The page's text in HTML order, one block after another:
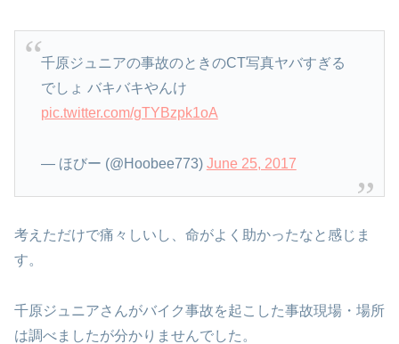
千原ジュニアの事故のときのCT写真ヤバすぎる
でしょ バキバキやんけ
pic.twitter.com/gTYBzpk1oA
— ほびー (@Hoobee773) June 25, 2017
考えただけで痛々しいし、命がよく助かったなと感じま
す。
千原ジュニアさんがバイク事故を起こした事故現場・場所
は調べましたが分かりませんでした。